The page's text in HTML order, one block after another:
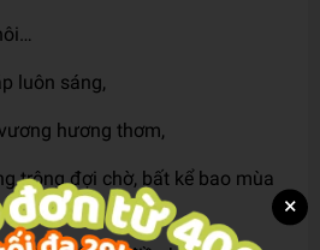
luôn sáng,
hương thơm,
trông đợi chờ, bất kể bao mùa
×